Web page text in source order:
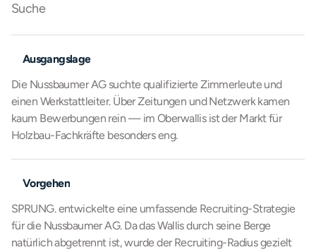
Suche
Ausgangslage
Die Nussbaumer AG suchte qualifizierte Zimmerleute und
einen Werkstattleiter. Über Zeitungen und Netzwerk kamen
kaum Bewerbungen rein — im Oberwallis ist der Markt für
Holzbau-Fachkräfte besonders eng.
Vorgehen
SPRUNG. entwickelte eine umfassende Recruiting-Strategie
für die Nussbaumer AG. Da das Wallis durch seine Berge
natürlich abgetrennt ist, wurde der Recruiting-Radius gezielt